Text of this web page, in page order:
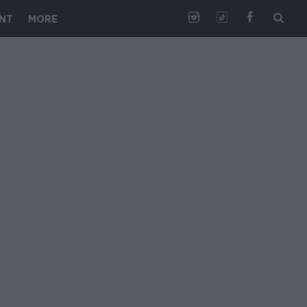
MORE